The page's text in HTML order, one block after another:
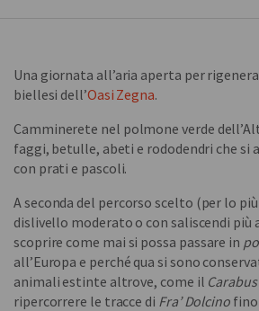
Una giornata all’aria aperta per
biellesi dell’Oasi Zegna.
Camminerete nel polmone verde
faggi, betulle, abeti e rododendri che si
con prati e pascoli.
A seconda del percorso scelto (per lo
dislivello moderato o con saliscendi
scoprire come mai si possa passare in
all’Europa e perché qua si sono
animali estinte altrove, come il
ripercorrere le tracce di Fra’ Dolcinofino